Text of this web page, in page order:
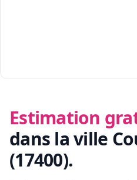
Estimation
dans la ville
(17400).